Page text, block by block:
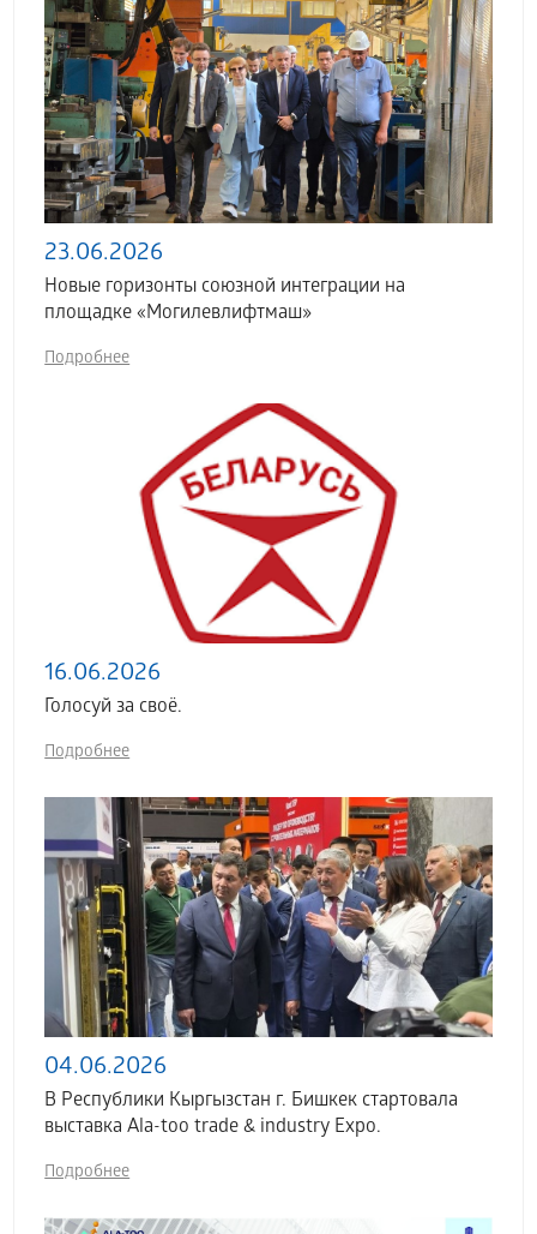
23.06.2026
Новые горизонты союзной интеграции на
площадке «Могилевлифтмаш»
Подробнее
16.06.2026
Голосуй за своё.
Подробнее
04.06.2026
В Республики Кыргызстан г. Бишкек стартовала
выставка Аla-too trade & industry Expo.
Подробнее